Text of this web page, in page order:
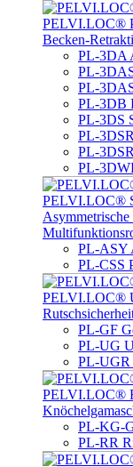
PELVI.LOC®
Becken-
PL-3DA
PL-
PL-
PL-3DB
PL-3DS
PL-
PL-
PL-
PELVI.LOC®
PL-ASY
PL-CSS
PELVI.LOC®
PL-GF
PL-UG
PL-UGR
PELVI.LOC®
PL-KG-
PL-RR